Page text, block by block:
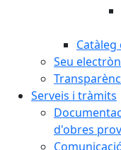
Catàleg
Seu
Serveis i tràmits
d'obres